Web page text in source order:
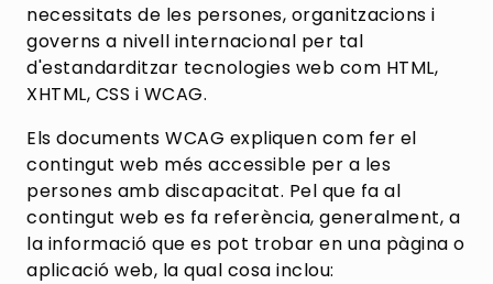
necessitats de les persones, organitzacions i
governs a nivell internacional per tal
d'estandarditzar tecnologies web com HTML,
XHTML, CSS i WCAG.
Els documents WCAG expliquen com fer el
contingut web més accessible per a les
persones amb discapacitat. Pel que fa al
contingut web es fa referència, generalment, a
la informació que es pot trobar en una pàgina o
aplicació web, la qual cosa inclou: